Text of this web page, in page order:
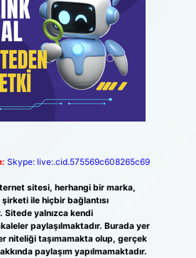
Skype: live:.cid.575569c608265c69
sitesi, herhangi bir marka,
ile hiçbir bağlantısı
Sitede yalnızca kendi
paylaşılmaktadır. Burada yer
niteliği taşımamakta olup, gerçek
paylaşım yapılmamaktadır.